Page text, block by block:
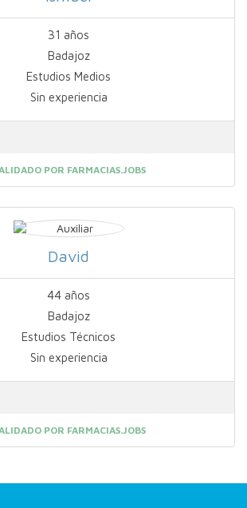
31 años
Badajoz
Estudios Medios
Sin experiencia
POR FARMACIAS.JOBS
David
44 años
Badajoz
Estudios Técnicos
Sin experiencia
POR FARMACIAS.JOBS